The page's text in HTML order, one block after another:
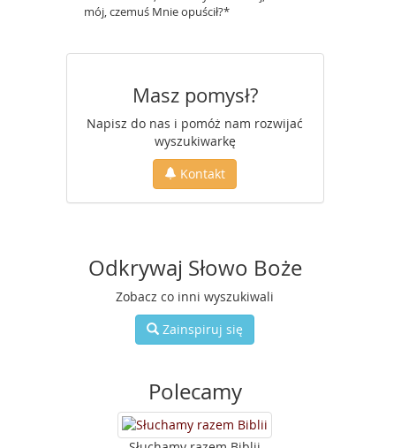
mój, czemuś Mnie opuścił?*
Masz pomysł?
Napisz do nas i pomóż nam rozwijać
wyszukiwarkę
Kontakt
Odkrywaj Słowo Boże
Zobacz co inni wyszukiwali
Zainspiruj się
Polecamy